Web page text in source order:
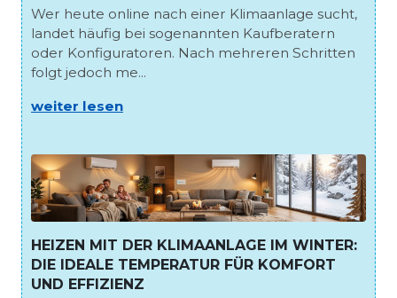
Wer heute online nach einer Klimaanlage sucht,
landet häufig bei sogenannten Kaufberatern
oder Konfiguratoren. Nach mehreren Schritten
folgt jedoch me...
weiter lesen
HEIZEN MIT DER KLIMAANLAGE IM WINTER:
DIE IDEALE TEMPERATUR FÜR KOMFORT
UND EFFIZIENZ